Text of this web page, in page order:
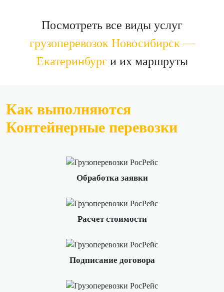
Посмотреть все виды услуг
грузоперевозок Новосибирск —
Екатеринбурги их маршруты
Как выполняются
Контейнерные перевозки
Обработка заявки
Расчет стоимости
Подписание договора